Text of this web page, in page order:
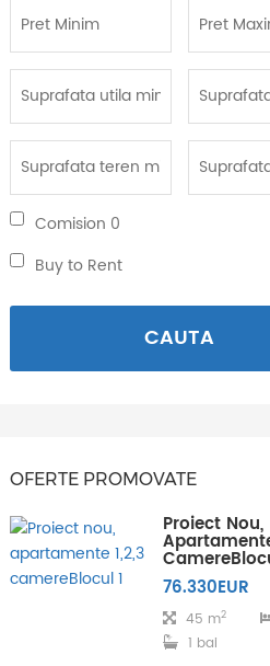
Minim:
Maxim:
utila
minima:
utila
maxima:
teren
minima:
teren
maxima:
Comision
Comision 0
Buy
Rent:
Buy to Rent
CAUTA
OFERTE PROMOVATE
Proiect Nou,
76.330EUR
45 m2
1 bai